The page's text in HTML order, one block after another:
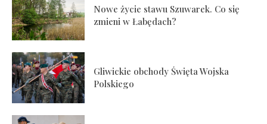
Nowe życie stawu Szuwarek. Co się
zmieni w Łabędach?
Gliwickie obchody Święta Wojska
Polskiego